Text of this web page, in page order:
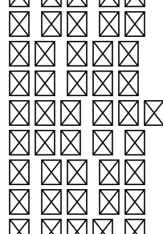
가 현재 팽창
하고 있음을
알고 있다.
우리가 빛으로
관찰할 수 있
는 일반 물질
의 양은 이러